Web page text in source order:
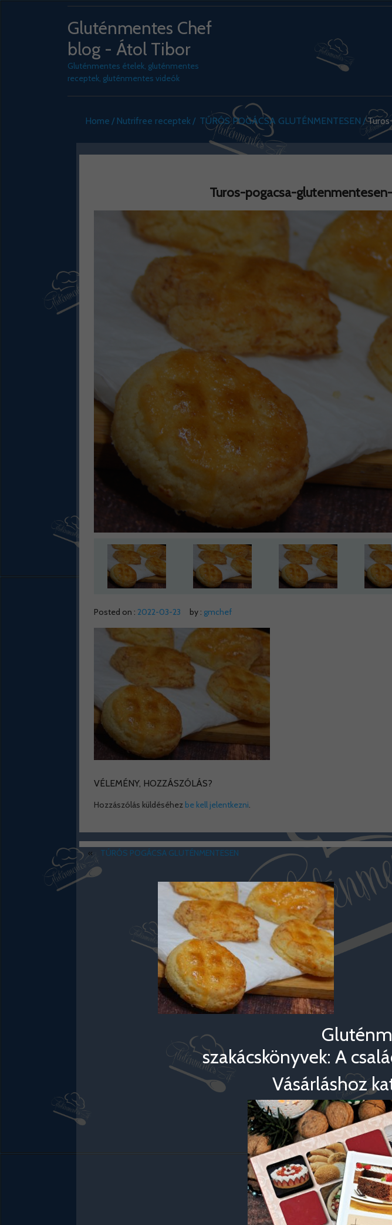
Gluténmentes Chef
blog - Átol Tibor
Gluténmentes ételek, gluténmentes
receptek, gluténmentes videók
Home Nutrifree receptek TÚRÓS POGÁCSA GLUTÉNMENTESEN
Turos-pogacsa-
Posted on : 2022-03-23 by : gmchef
VÉLEMÉNY, HOZZÁSZÓLÁS?
Hozzászólás küldéséhez be kell jelentkezni
« TÚRÓS POGÁCSA GLUTÉNMENTESEN
szakácskönyvek: A
Vásárláshoz